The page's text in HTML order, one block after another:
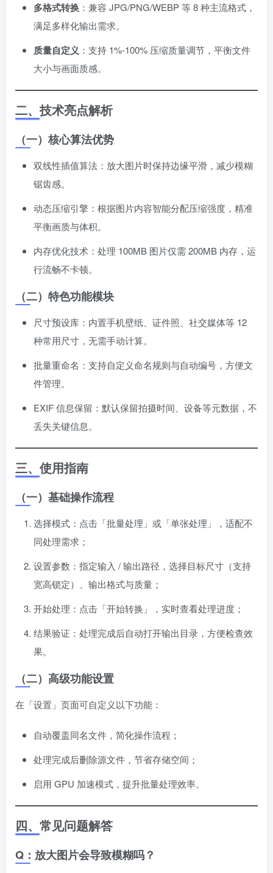
多格式转换 ：兼容 JPG/PNG/WEBP 等 8 种主流格式，
满足多样化输出需求。
质量自定义 ：支持 1%-100% 压缩质量调节，平衡文件
大小与画面质感。
二、技术亮点解析
（一）核心算法优势
双线性插值算法：放大图片时保持边缘平滑，减少模糊
锯齿感。
动态压缩引擎：根据图片内容智能分配压缩强度，精准
平衡画质与体积。
内存优化技术：处理 100MB 图片仅需 200MB 内存，运
行流畅不卡顿。
（二）特色功能模块
尺寸预设库：内置手机壁纸、证件照、社交媒体等 12
种常用尺寸，无需手动计算。
批量重命名：支持自定义命名规则与自动编号，方便文
件管理。
EXIF 信息保留：默认保留拍摄时间、设备等元数据，不
丢失关键信息。
三、使用指南
（一）基础操作流程
选择模式：点击「批量处理」或「单张处理」，适配不
同处理需求；
设置参数：指定输入 / 输出路径，选择目标尺寸（支持
宽高锁定）、输出格式与质量；
开始处理：点击「开始转换」，实时查看处理进度；
结果验证：处理完成后自动打开输出目录，方便检查效
果。
（二）高级功能设置
在「设置」页面可自定义以下功能：
自动覆盖同名文件，简化操作流程；
处理完成后删除源文件，节省存储空间；
启用 GPU 加速模式，提升批量处理效率。
四、常见问题解答
Q：放大图片会导致模糊吗？